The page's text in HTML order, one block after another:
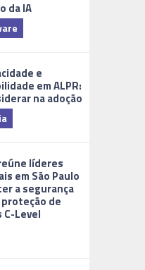
da IA
e
em ALPR:
na adoção
líderes
em São Paulo
a segurança
de
Level